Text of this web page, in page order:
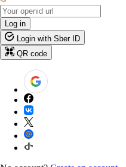
Log in
Login with Sber ID
QR code